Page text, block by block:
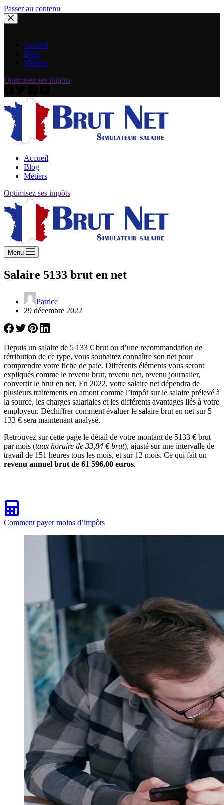
Passer au contenu
Accueil
Blog
Métiers
Optimisez ses impôts
Accueil
Blog
Métiers
Optimisez ses impôts
Menu
Salaire 5133 brut en net
Patrice
29 décembre 2022
Depuis un salaire de 5 133 € brut ou d’une recommandation de
rétribution de ce type, vous souhaitez connaître son net pour
comprendre votre fiche de paie. Différents éléments vous seront
expliqués comme le revenu brut, revenu net, revenu journalier,
convertir le brut en net. En 2022, votre salaire net dépendra de
plusieurs traitements en amont comme l’impôt sur le salaire prélevé à
la source, les charges salariales et les différents avantages liés à votre
employeur. Déchiffrer comment évaluer le salaire brut en net sur 5
133 € sera maintenant analysé.
Retrouvez sur cette page le détail de votre montant de 5133 € brut
par mois (taux horaire de 33,84 € brut), ajusté sur une intervalle de
travail de 151 heures tous les mois, et sur 12 mois. Ce qui fait un
revenu annuel brut de 61 596,00 euros.
Comment payer moins d’impôts